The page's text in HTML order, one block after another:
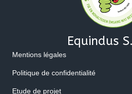
Equindus
Mentions légales
Politique de confidentialité
Etude de projet